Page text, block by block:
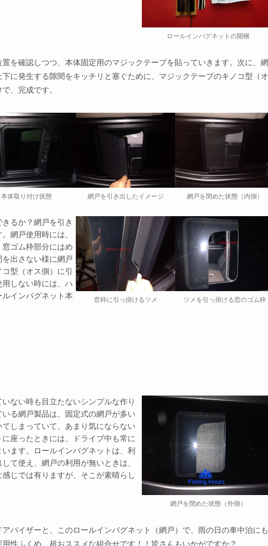
ロールインバグネットの開梱
を確認しつつ、本体固定用のマジックテープを貼っていきます。次に、網
に発生する隙間をキッチリと塞ぐために、マジックテープのキノコ型（オ
、完成です。
本体取り付け状態 網戸を引き出したイメージ 網戸を閉めた状態（内側）
るか？網戸を引き
網戸使用時には、
ゴム枠部分にはめ
出さない様に網戸
型（オス側）に引
しない時には、ハ
インバグネット本
窓枠に引っ掛けるツメ ツメを引っ掛ける窓のゴム枠
ない時も目立たないシンプルな作り
る網戸製品は、固定式の網戸が多い
しまっていて、あまり気にならない
座ったときには、ドライブ中も常に
ます。ロールインバグネットは、利
て使え、網戸の利用が無いときは、
じでは有りますが、そこが素晴らし
網戸を閉めた状態（外側）
バイザーと、このロールインバグネット（網戸）で、雨の日の車中泊にも
性ふくめ、超おススメな組合せです！！皆さんもいかがですか？